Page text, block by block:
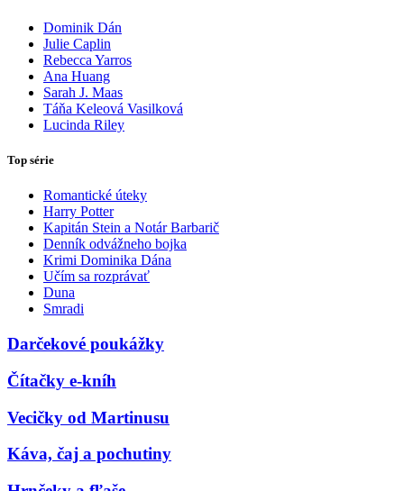
Dominik Dán
Julie Caplin
Rebecca Yarros
Ana Huang
Sarah J. Maas
Táňa Keleová Vasilková
Lucinda Riley
Top série
Romantické úteky
Harry Potter
Kapitán Stein a Notár Barbarič
Denník odvážneho bojka
Krimi Dominika Dána
Učím sa rozprávať
Duna
Smradi
Darčekové poukážky
Čítačky e-kníh
Vecičky od Martinusu
Káva, čaj a pochutiny